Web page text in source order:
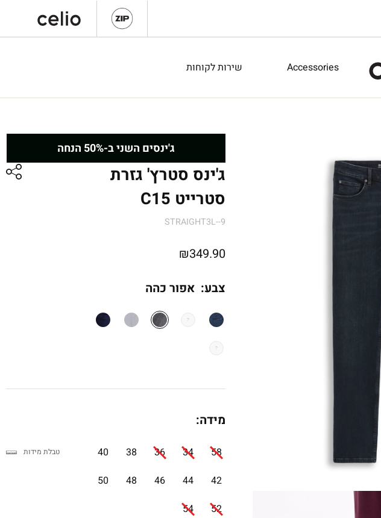
Accessories שירות לקוחות
ג'ינסים השני ב-50% הנחה
ג'ינס סטרץ' גזרת
סטרייט C15
STRAIGHT3L--9
₪349.90
צבע: אפור כהה
מידה:
58
34
36
38
40
42
44
46
48
50
52
54
טבלת מידות